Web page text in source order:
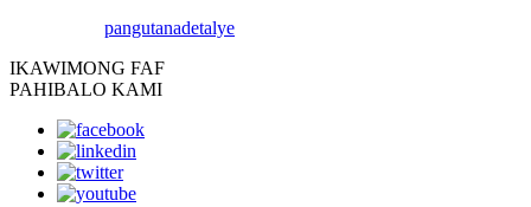
pangutanadetalye
IKAWIMONG FAF
PAHIBALO KAMI